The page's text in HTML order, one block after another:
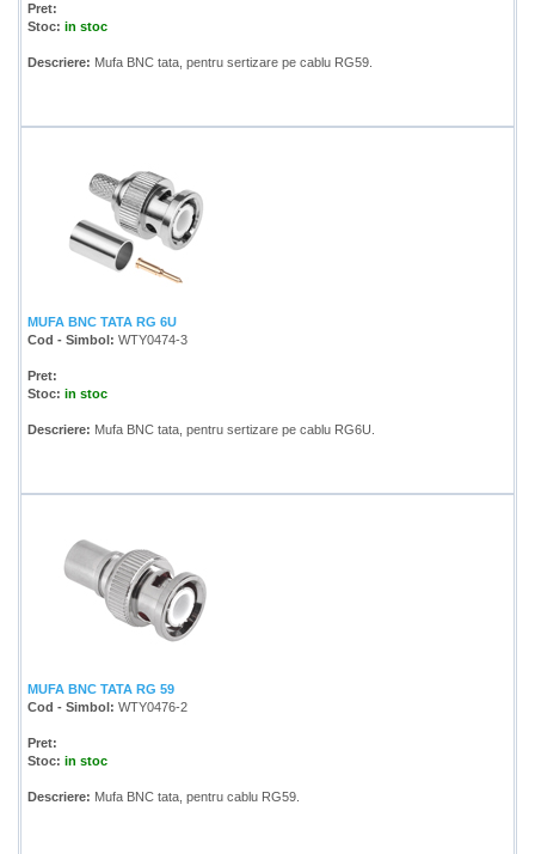
Pret:
Stoc: in stoc
Descriere: Mufa BNC tata, pentru sertizare pe cablu RG59.
MUFA BNC TATA RG 6U
Cod - Simbol: WTY0474-3
Pret:
Stoc: in stoc
Descriere: Mufa BNC tata, pentru sertizare pe cablu RG6U.
MUFA BNC TATA RG 59
Cod - Simbol: WTY0476-2
Pret:
Stoc: in stoc
Descriere: Mufa BNC tata, pentru cablu RG59.